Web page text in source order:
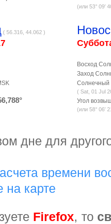
(или 53° 09′
( 56.316, 44.062 )
Восход
Заход
Солнечный
( Sat, 01 Jul
Угол
(или 58° 06′
дне для
времени
на карте
Firefox, то